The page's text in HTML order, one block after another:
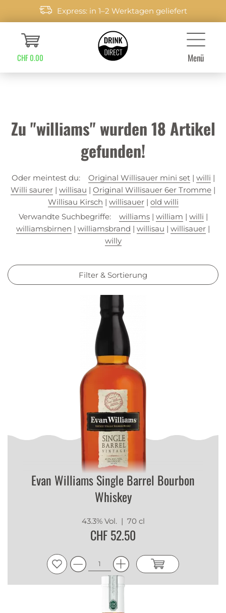
Express: in 1–2 Werktagen geliefert
CHF 0.00 Menü
Zu "williams" wurden18 Artikel
gefunden!
Oder meintest du: Original Willisauer mini set| willi |
Willi saurer | willisau | Original Willisauer 6er Tromme |
Willisau Kirsch | willisauer| old willi
Verwandte Suchbegriffe:
williams| william | willi |
williamsbirnen | williamsbrand | willisau | willisauer |
willy
Filter & Sortierung
Evan Williams Single Barrel Bourbon
Whiskey
43.3% Vol. | 70 cl
CHF 52.50